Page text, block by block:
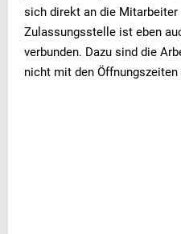
sich direkt an die Mitarbeiter
Zulassungsstelle ist eben
verbunden. Dazu sind die
nicht mit den Öffnungszeiten